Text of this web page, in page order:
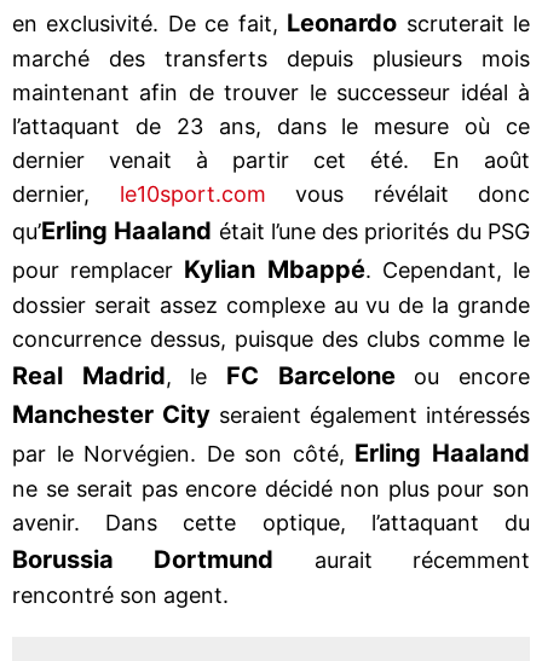
en exclusivité. De ce fait, Leonardo scruterait le
marché des transferts depuis plusieurs mois
maintenant afin de trouver le successeur idéal à
l’attaquant de 23 ans, dans le mesure où ce
dernier venait à partir cet été. En août
dernier, le10sport.com vous révélait donc
qu’Erling Haaland était l’une des priorités du PSG
pour remplacer Kylian Mbappé. Cependant, le
dossier serait assez complexe au vu de la grande
concurrence dessus, puisque des clubs comme le
Real Madrid, le FC Barceloneou encore
Manchester City seraient également intéressés
par le Norvégien. De son côté, Erling Haaland
ne se serait pas encore décidé non plus pour son
avenir. Dans cette optique, l’attaquant du
Borussia Dortmund aurait récemment
rencontré son agent.